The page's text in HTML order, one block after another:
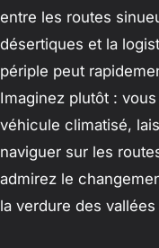
entre les routes
désertiques et la
périple peut
Imaginez plutôt :
véhicule climatisé,
naviguer sur les
admirez le
la verdure des vallées